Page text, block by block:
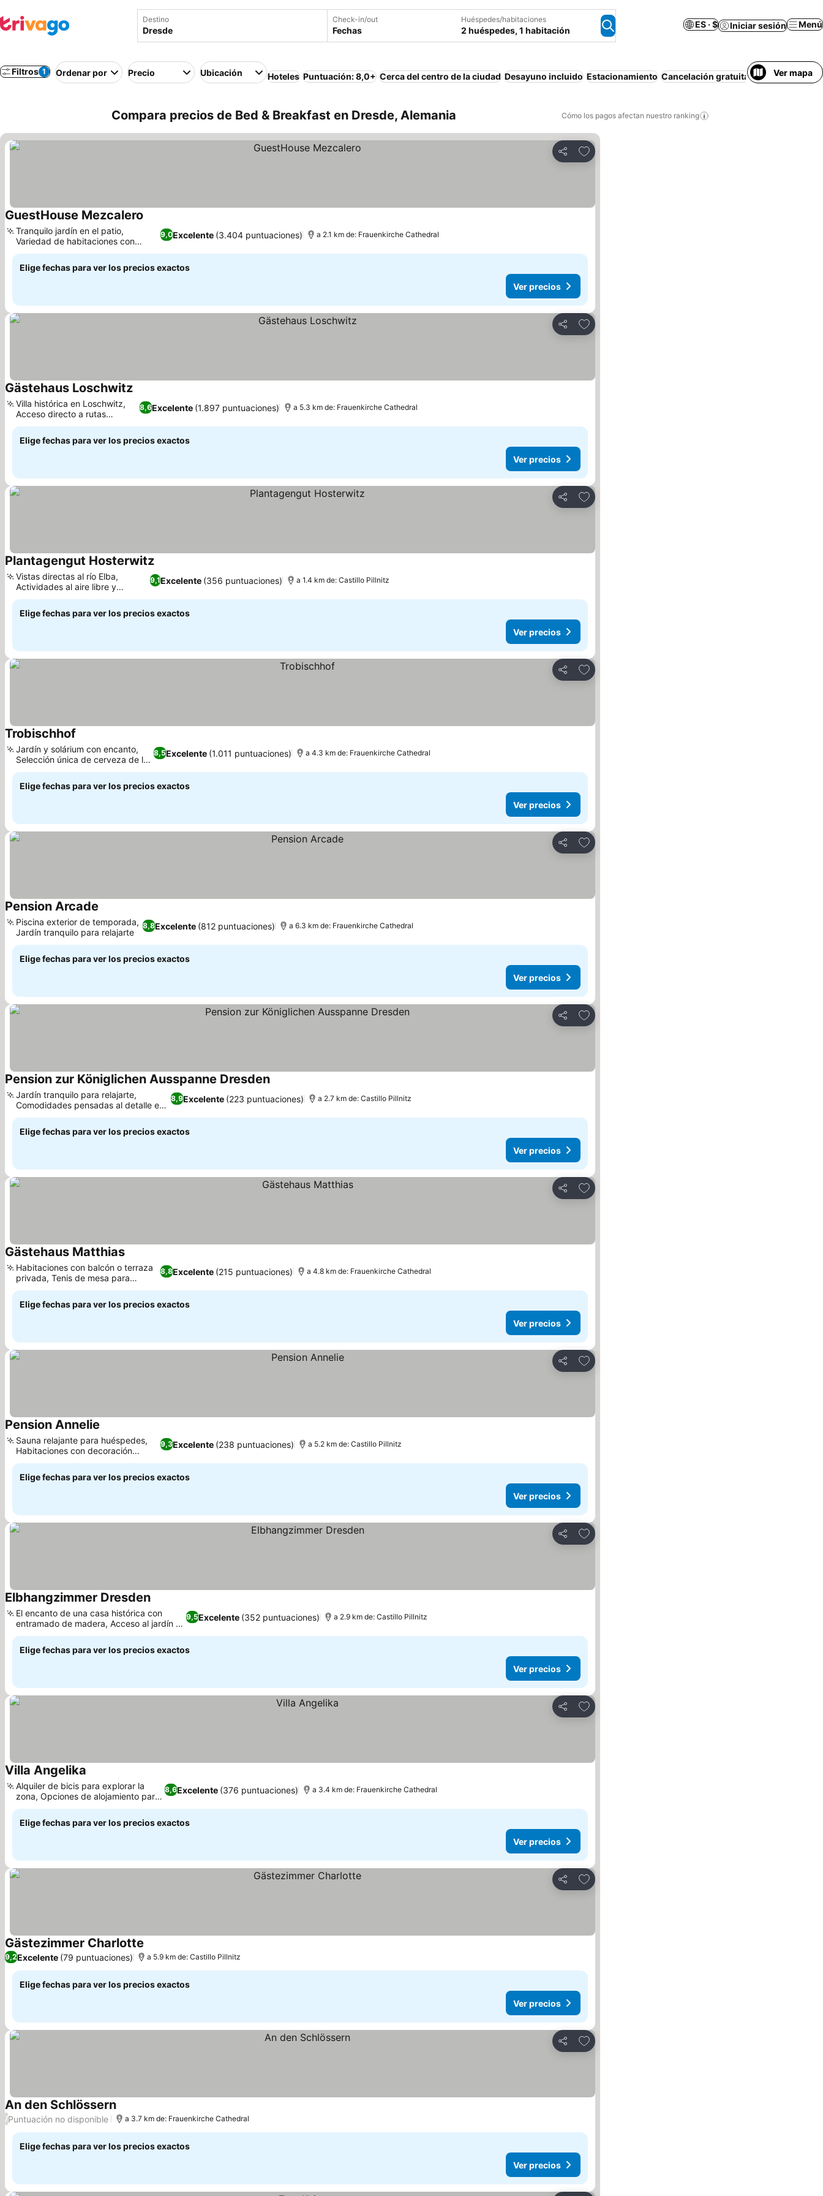
Destino Check-in/out
Fechas
Huéspedes/habitaciones
2 huéspedes, 1 habitación
ES · $ Iniciar sesión Menú
Filtros 1 Ordenar por Precio Ubicación Hoteles Puntuación: 8,0+ Cerca del centro de la ciudad Desayuno incluido Estacionamiento Cancelación gratuita Piscina Wifi
Ver mapa
Compara precios de Bed & Breakfast en Dresde, Alemania Cómo los pagos afectan nuestro ranking
Compartir
Agregar a favoritos
GuestHouse Mezcalero
9,0Excelente (3.404 puntuaciones)
Tranquilo jardín en el patio,
Variedad de habitaciones con
cocina americana
a 2.1 km de: Frauenkirche Cathedral
Elige fechas para ver los precios exactos
Ver precios
Compartir
Agregar a favoritos
Gästehaus LoschwitzVer precios
8,6Excelente (1.897 puntuaciones)
Villa histórica en Loschwitz,
Acceso directo a rutas
naturales
a 5.3 km de: Frauenkirche Cathedral
Elige fechas para ver los precios exactos
Ver precios
Compartir
Agregar a favoritos
Plantagengut HosterwitzVer precios
9,1Excelente (356 puntuaciones)
Vistas directas al río Elba,
Actividades al aire libre y
equipamiento
a 1.4 km de: Castillo Pillnitz
Elige fechas para ver los precios exactos
Ver precios
Compartir
Agregar a favoritos
Trobischhof
8,5Excelente (1.011 puntuaciones)
Jardín y solárium con encanto,
Selección única de cerveza de la
casa
a 4.3 km de: Frauenkirche Cathedral
Elige fechas para ver los precios exactos
Ver precios
Compartir
Agregar a favoritos
Pension Arcade
8,8Excelente (812 puntuaciones)
Piscina exterior de temporada,
Jardín tranquilo para relajarte
a 6.3 km de: Frauenkirche Cathedral
Elige fechas para ver los precios exactos
Ver precios
Compartir
Agregar a favoritos
Pension zur Königlichen Ausspanne DresdenVer precios
8,9Excelente (223 puntuaciones)
Jardín tranquilo para relajarte,
Comodidades pensadas al detalle en
tu habitación
a 2.7 km de: Castillo Pillnitz
Elige fechas para ver los precios exactos
Ver precios
Compartir
Agregar a favoritos
Gästehaus MatthiasVer precios
8,8Excelente (215 puntuaciones)
Habitaciones con balcón o terraza
privada, Tenis de mesa para
divertirte
a 4.8 km de: Frauenkirche Cathedral
Elige fechas para ver los precios exactos
Ver precios
Compartir
Agregar a favoritos
Pension Annelie
9,3Excelente (238 puntuaciones)
Sauna relajante para huéspedes,
Habitaciones con decoración
tradicional
a 5.2 km de: Castillo Pillnitz
Elige fechas para ver los precios exactos
Ver precios
Compartir
Agregar a favoritos
Elbhangzimmer DresdenVer precios
9,5Excelente (352 puntuaciones)
El encanto de una casa histórica con
entramado de madera, Acceso al jardín y
terraza exterior
a 2.9 km de: Castillo Pillnitz
Elige fechas para ver los precios exactos
Ver precios
Compartir
Agregar a favoritos
Villa Angelika
8,6Excelente (376 puntuaciones)
Alquiler de bicis para explorar la
zona, Opciones de alojamiento para
familias
a 3.4 km de: Frauenkirche Cathedral
Elige fechas para ver los precios exactos
Ver precios
Compartir
Agregar a favoritos
Gästezimmer Charlotte
9,2Excelente (79 puntuaciones) a 5.9 km de: Castillo Pillnitz
Elige fechas para ver los precios exactos
Ver precios
Compartir
Agregar a favoritos
An den SchlössernVer precios
/Puntuación no disponible a 3.7 km de: Frauenkirche Cathedral
Elige fechas para ver los precios exactos
Ver precios